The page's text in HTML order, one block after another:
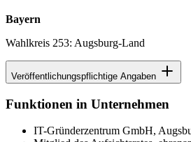
Bayern
Wahlkreis 253: Augsburg-Land
Veröffentlichungspflichtige Angaben
Funktionen in Unternehmen
IT-Gründerzentrum GmbH,